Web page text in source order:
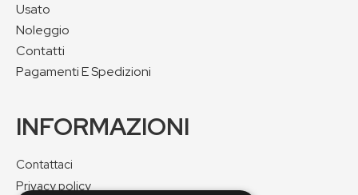
Usato
Noleggio
Contatti
Pagamenti E Spedizioni
INFORMAZIONI
Contattaci
Privacy policy